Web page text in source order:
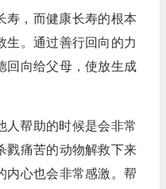
寿，而健康长寿的根本
生。通过善行回向的力
回向给父母，使放生成
人帮助的时候是会非常
戮痛苦的动物解救下来
内心也会非常感激。帮